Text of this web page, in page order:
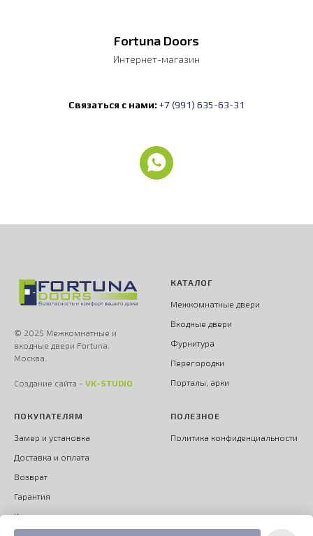
Fortuna Doors
Интернет-магазин
Связаться с нами: +7 (991) 635-63-31
© 2025 Межкомнатные и
входные двери Fortuna.
Москва.
Создание сайта - VK-STUDIO
КАТАЛОГ
Межкомнатные двери
Входные двери
Фурнитура
Перегородки
Порталы, арки
ПОКУПАТЕЛЯМ
Замер и установка
Доставка и оплата
Возврат
Гарантия
Контакты
ПОЛЕЗНОЕ
Политика конфиденциальности